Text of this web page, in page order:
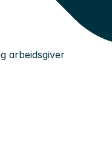
arbeidsgiver